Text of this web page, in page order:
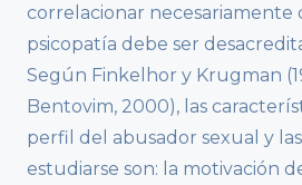
correlacionar necesariamente
psicopatía debe ser
Según Finkelhor y Krugman
Bentovim, 2000), las
perfil del abusador sexual y
estudiarse son: la motivación